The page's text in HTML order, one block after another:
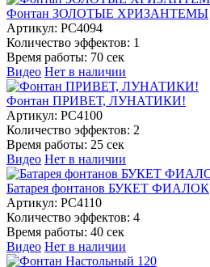
Фонтан ЗОЛОТЫЕ ХРИЗАНТЕМЫ
Артикул: РС4094
Количество эффектов: 1
Время работы: 70 сек
Видео Нет в наличии
Фонтан ПРИВЕТ, ЛУНАТИКИ!
Артикул: РС4100
Количество эффектов: 2
Время работы: 25 сек
Видео Нет в наличии
Батарея фонтанов БУКЕТ ФИАЛОК
Артикул: РС4110
Количество эффектов: 4
Время работы: 40 сек
Видео Нет в наличии